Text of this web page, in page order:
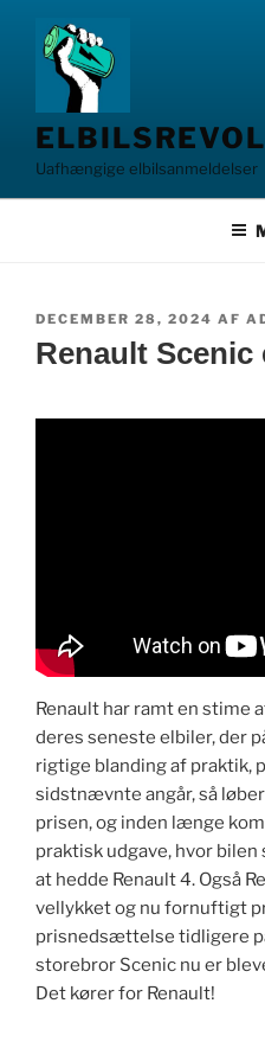
indhold
Uafhængige elbilsanmeldelser
UDGIVET
DECEMBER 28, 2024 AF
Renault
​Renault har ramt en stime
deres seneste elbiler, der
rigtige blanding af praktik,
sidstnævnte angår, så
prisen, og inden længe
praktisk udgave, hvor
at hedde Renault 4. Også
vellykket og nu fornuftigt
prisnedsættelse tidligere
storebror Scenic nu er
Det kører for Renault!